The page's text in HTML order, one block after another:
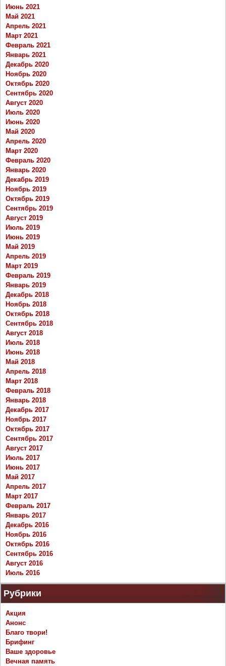
Июнь 2021
Май 2021
Апрель 2021
Март 2021
Февраль 2021
Январь 2021
Декабрь 2020
Ноябрь 2020
Октябрь 2020
Сентябрь 2020
Август 2020
Июль 2020
Июнь 2020
Май 2020
Апрель 2020
Март 2020
Февраль 2020
Январь 2020
Декабрь 2019
Ноябрь 2019
Октябрь 2019
Сентябрь 2019
Август 2019
Июль 2019
Июнь 2019
Май 2019
Апрель 2019
Март 2019
Февраль 2019
Январь 2019
Декабрь 2018
Ноябрь 2018
Октябрь 2018
Сентябрь 2018
Август 2018
Июль 2018
Июнь 2018
Май 2018
Апрель 2018
Март 2018
Февраль 2018
Январь 2018
Декабрь 2017
Ноябрь 2017
Октябрь 2017
Сентябрь 2017
Август 2017
Июль 2017
Июнь 2017
Май 2017
Апрель 2017
Март 2017
Февраль 2017
Январь 2017
Декабрь 2016
Ноябрь 2016
Октябрь 2016
Сентябрь 2016
Август 2016
Июль 2016
Рубрики
Акция
Анонс
Благо твори!
Брифинг
Ваше здоровье
Вечная память